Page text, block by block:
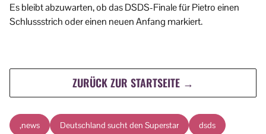
Es bleibt abzuwarten, ob das DSDS-Finale für Pietro einen
Schlussstrich oder einen neuen Anfang markiert.
ZURÜCK ZUR STARTSEITE →
,news Deutschland sucht den Superstar dsds